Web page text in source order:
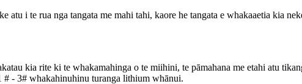
atu i te rua nga tangata me mahi tahi, kaore he tangata e whakaaetia kia
kia rite ki te whakamahinga o te miihini, te pāmahana me etahi atu
# - 3# whakahinuhinu turanga lithium whānui.